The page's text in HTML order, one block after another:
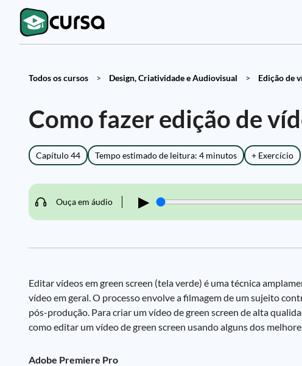
Todos os cursos > Design, Criatividade e Audiovisual > Edição de
Como fazer edição de
Capítulo 44 Tempo estimado de leitura: 4 minutos + Exercício
Ouça em áudio ▶
Editar vídeos em green screen (tela verde) é uma técnica
vídeo em geral. O processo envolve a filmagem de um sujeito
pós-produção. Para criar um vídeo de green screen de alta
como editar um vídeo de green screen usando alguns dos
Adobe Premiere Pro